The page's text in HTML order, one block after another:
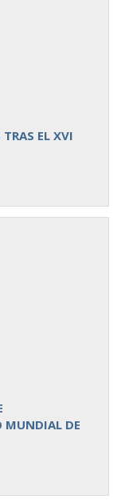
EL XVI
MUNDIAL DE